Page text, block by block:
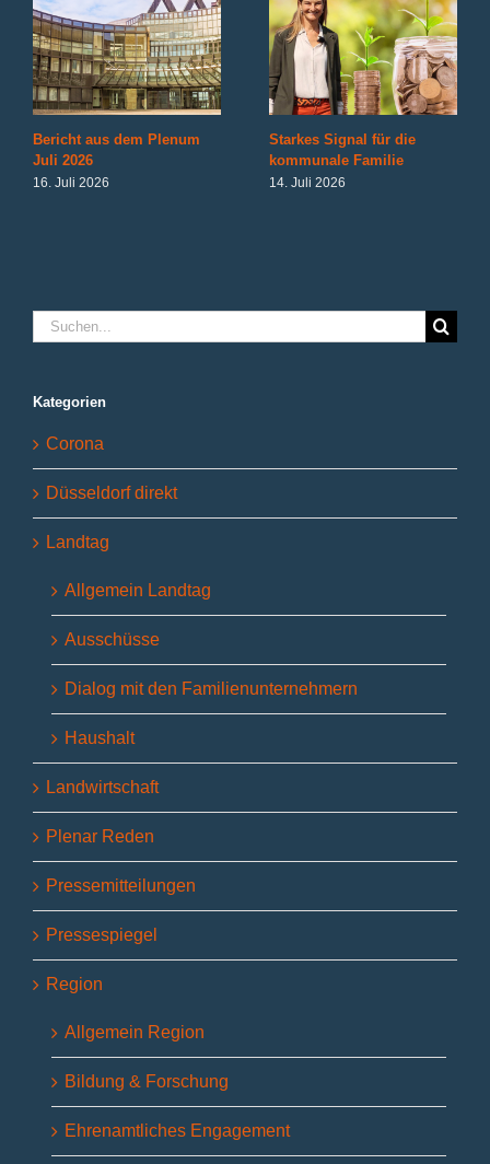
Bericht aus dem Plenum
Juli 2026
16. Juli 2026
Starkes Signal für die
kommunale Familie
14. Juli 2026
Suche
nach:
Kategorien
Corona
Düsseldorf direkt
Landtag
Allgemein Landtag
Ausschüsse
Dialog mit den Familienunternehmern
Haushalt
Landwirtschaft
Plenar Reden
Pressemitteilungen
Pressespiegel
Region
Allgemein Region
Bildung & Forschung
Ehrenamtliches Engagement